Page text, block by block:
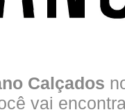
Calçados
vai